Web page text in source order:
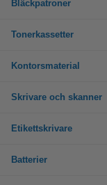
Bläckpatroner
Tonerkassetter
Kontorsmaterial
Skrivare och skanner
Etikettskrivare
Batterier